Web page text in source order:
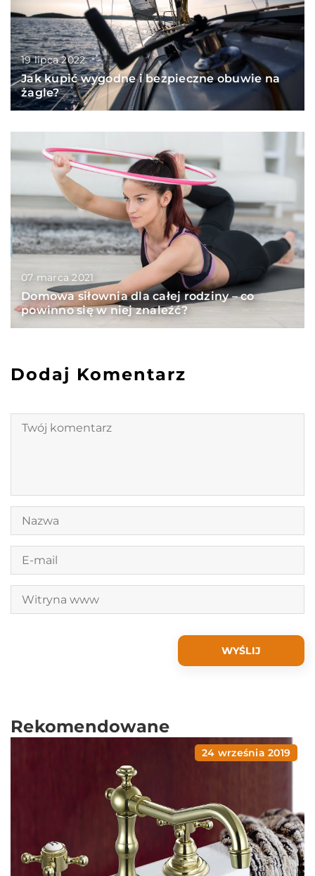
19 lipca 2022
Jak kupić wygodne i bezpieczne obuwie na
żagle?
07 marca 2021
Domowa siłownia dla całej rodziny – co
powinno się w niej znaleźć?
Dodaj Komentarz
Rekomendowane
24 września 2019